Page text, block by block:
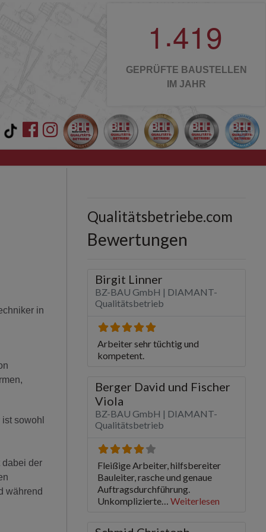
1 .419
GEPRÜFTE BAUSTELLEN
IM JAHR
in
sowohl
dabei der
während